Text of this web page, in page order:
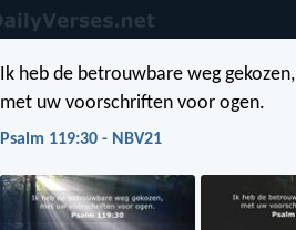
Ik heb de betrouwbare weg gekozen,
met uw voorschriften voor ogen.
Psalm 119:30 - NBV21